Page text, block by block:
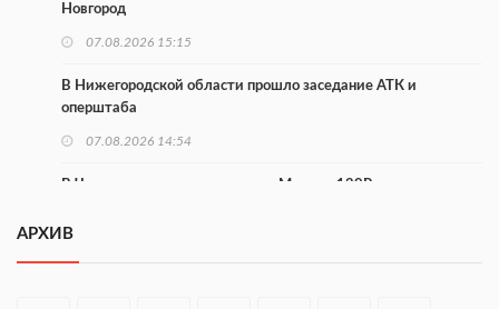
Новгород
07.08.2026 15:15
В Нижегородской области прошло заседание АТК и
оперштаба
07.08.2026 14:54
В Чкаловске спустили на воду «Метеор-120Р»
В Нижегородской области выбрали лучшего лесного
АРХИВ